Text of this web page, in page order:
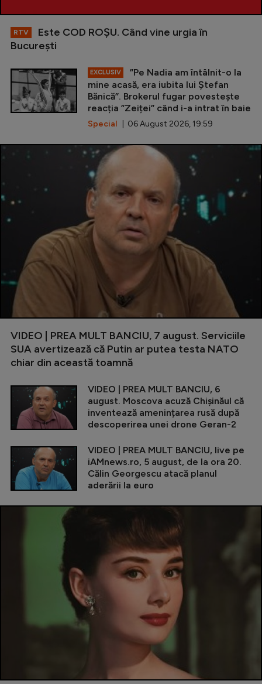
RTV
Este COD ROŞU. Când vine urgia în
Bucureşti
EXCLUSIV
”Pe Nadia am întâlnit-o la
mine acasă, era iubita lui Ștefan
Bănică”. Brokerul fugar povestește
reacția ”Zeiței” când i-a intrat în baie
Special | 06 August 2026, 19:59
VIDEO | PREA MULT BANCIU, 7 august. Serviciile
SUA avertizează că Putin ar putea testa NATO
chiar din această toamnă
VIDEO | PREA MULT BANCIU, 6
august. Moscova acuză Chișinăul că
inventează amenințarea rusă după
descoperirea unei drone Geran-2
VIDEO | PREA MULT BANCIU, live pe
iAMnews.ro, 5 august, de la ora 20.
Călin Georgescu atacă planul
aderării la euro